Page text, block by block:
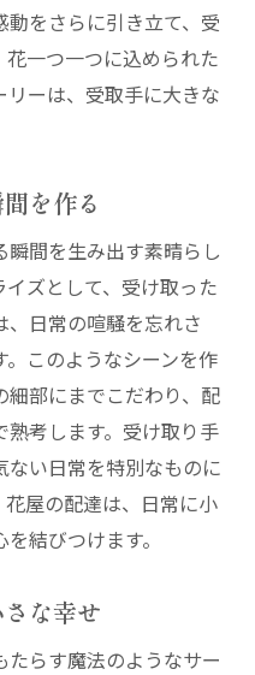
をさらに引き立て、受
一つ一つに込められた
ーは、受取手に大きな
を作る
間を生み出す素晴らし
ズとして、受け取った
日常の喧騒を忘れさ
このようなシーンを作
細部にまでこだわり、配
考します。受け取り手
ない日常を特別なものに
屋の配達は、日常に小
結びつけます。
な幸せ
らす魔法のようなサー